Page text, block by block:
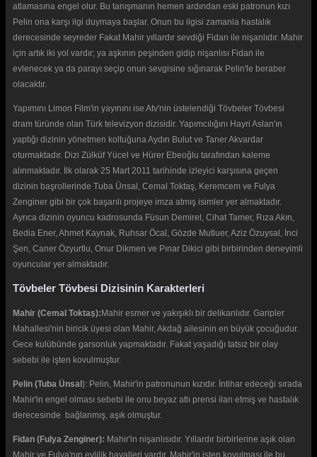
atlamasına engel olur. Bu tanışmanın hemen ardından eski patronun kızı
Pelin ona karşı ilgi duymaya başlar. Onun bu ilgisi zamanla hastalık
derecesinde seyreder Fakat Mahir yıllardır sevdiği Fidan ile nişanlıdır. Mahir
için artık iki yol vardır; ya aşkının peşinden gidip nişanlısı Fidan ile
evlenecek ya da parayı seçip onun sevgisine sığınarak Pelin'le beraber
olacaktır.
Yapımını Limon Film'in yayınını ise Atv'nin üstelendiği Tövbeler Tövbesi
dram türünde olan Türk televizyon dizisidir. Yapımcılığını Hayri Aslan'ın
yaptığı dizinin yönetmen koltuğuna Aydın Bulut ve Taner Akvardar
oturmaktadır. Dizi Zülküf Yücel ve Hürer Ebeoğlu tarafından kaleme
alınmaktadır. İlk olarak 25 Mart 2011 tarihinde izleyici karşısına geçen
dizinin başrollerinde Tuba Ünsal, Cemal Toktaş, Keremcem ve Fulya
Zenginer gibi bir çok başarılı projeye imza atmış isimler yer almaktadır.
Ayrıca dizinin oyuncu kadrosunda Füsun Demirel, Cihat Tamer, Rıza Akın,
Bedia Ener, Ahmet Kaynak, Ruhsar Öcal, Gözde Mutluer, Aziz Özuysal, İnci
Şen, Caner Özyurtlu, Onur Dikmen ve Pınar Dikici gibi birbirinden deneyimli
oyuncular yer almaktadır.
Tövbeler Tövbesi Dizisinin Karakterleri
Mahir (Cemal Toktaş):Mahir esmer ve yakışıklı bir delikanlıdır. Garipler
Mahallesi'nin biricik üyesi olan Mahir, Akdağ ailesinin en büyük çocuğudur.
Gece kulübünde garsonluk yapmaktadır. Fakat yaşadığı tatsız bir olay
sebebi ile işten kovulmuştur.
Pelin (Tuba Ünsal): Pelin, Mahir'in patronunun kızıdır. İntihar edeceği sırada
Mahir'in engel olması sebebi ile onu beyaz atlı prensi ilan etmiş ve hastalık
derecesinde bağlanmış, aşık olmuştur.
Fidan (Fulya Zenginer): Mahir'in nişanlısıdır. Yıllardır birbirlerine aşık olan
Mahir ve Fulya'nın evlilik hayalleri vardır. Mahir'in işten kovulması ile bu